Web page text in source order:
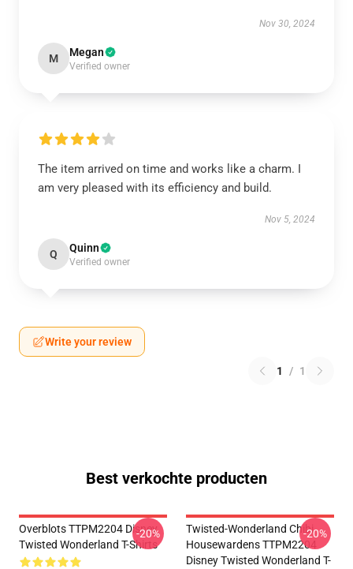
Nov 30, 2024
M Megan
Verified owner
The item arrived on time and works like a charm. I
am very pleased with its efficiency and build.
Nov 5, 2024
Q Quinn
Verified owner
Write your review
1 / 1
Best verkochte producten
Overblots TTPM2204 Disney
Twisted Wonderland T-Shirts
-20%
Twisted-Wonderland Chibi
Housewardens TTPM2204
Disney Twisted Wonderland T-
-20%